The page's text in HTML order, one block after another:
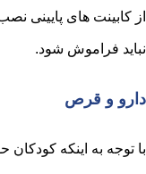
از کابینت های پایینی
نباید فراموش شود.
دارو و قرص
با توجه به اینکه